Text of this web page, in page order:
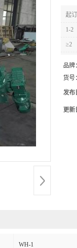
起
1-2
≥2
品牌
货号
发布
更新
WH-1